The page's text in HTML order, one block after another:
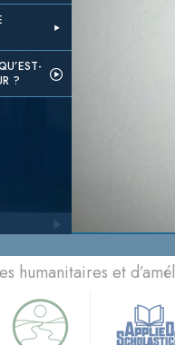
?
humanitaires et